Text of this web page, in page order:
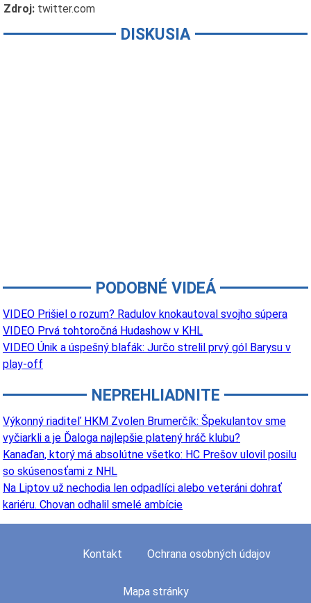
Zdroj: twitter.com
DISKUSIA
PODOBNÉ VIDEÁ
VIDEO Prišiel o rozum? Radulov knokautoval svojho súpera
VIDEO Prvá tohtoročná Hudashow v KHL
VIDEO Únik a úspešný blafák: Jurčo strelil prvý gól Barysu v
play-off
NEPREHLIADNITE
Výkonný riaditeľ HKM Zvolen Brumerčík: Špekulantov sme
vyčiarkli a je Ďaloga najlepšie platený hráč klubu?
Kanaďan, ktorý má absolútne všetko: HC Prešov ulovil posilu
so skúsenosťami z NHL
Na Liptov už nechodia len odpadlíci alebo veteráni dohrať
kariéru. Chovan odhalil smelé ambície
Kontakt Ochrana osobných údajov
Mapa stránky